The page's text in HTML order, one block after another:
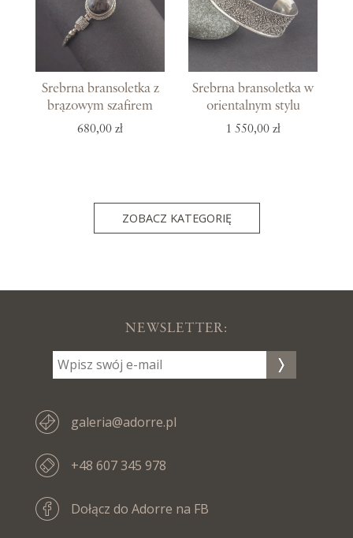
Srebrna bransoletka z
brązowym szafirem
680,00 zł
Srebrna bransoletka w
orientalnym stylu
1 550,00 zł
ZOBACZ KATEGORIĘ
NEWSLETTER:
galeria@adorre.pl
+48 607 345 978
Dołącz do Adorre na FB